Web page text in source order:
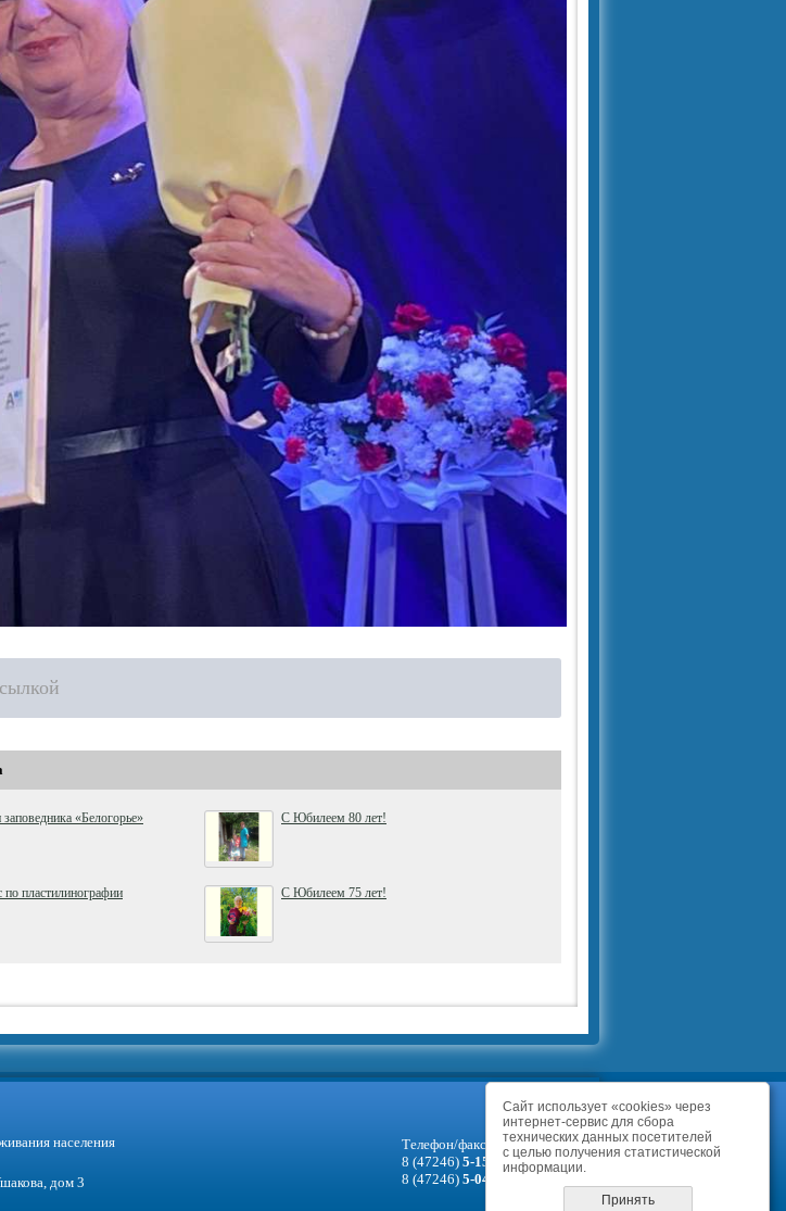
заповедника «Белогорье» С Юбилеем 80 лет!
по пластилинографии С Юбилеем 75 лет!
населения
дом 3
Телефон/факс
8 (47246) 5-15-93
8 (47246) 5-04-35
Сайт использует «cookies» через
интернет-сервис для сбора
технических данных посетителей
с целью получения статистической
информации.
Принять